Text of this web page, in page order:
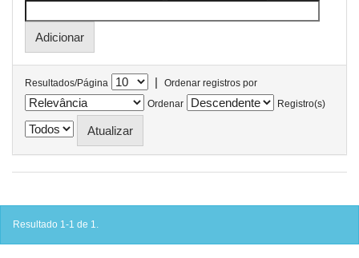
Resultados/Página |
Ordenar registros por
Ordenar
Registro(s)
Resultado 1-1 de 1.